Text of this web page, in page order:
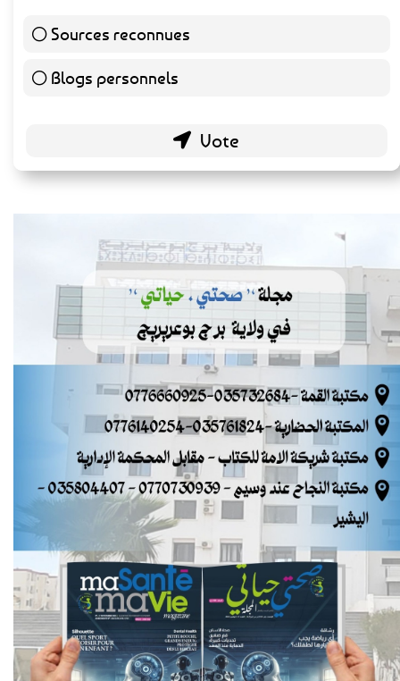
Sources reconnues
Blogs personnels